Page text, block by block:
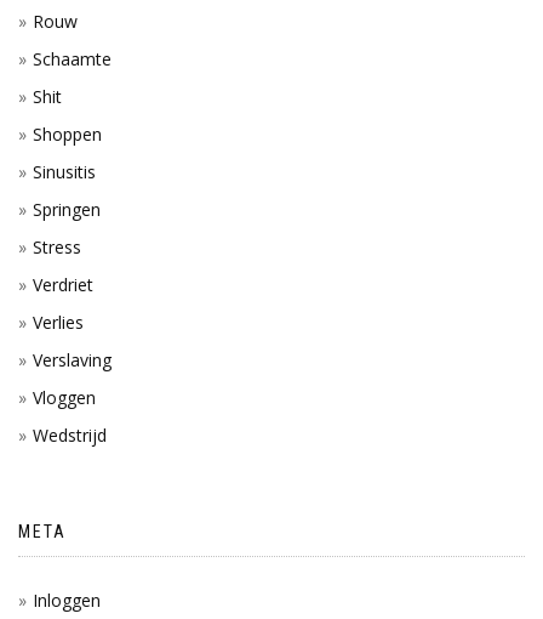
Rouw
Schaamte
Shit
Shoppen
Sinusitis
Springen
Stress
Verdriet
Verlies
Verslaving
Vloggen
Wedstrijd
META
Inloggen